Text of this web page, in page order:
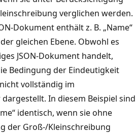
verglichen werden.
Dokument enthält z. B. „Name“
gleichen Ebene. Obwohl es
JSON-Dokument handelt,
Bedingung der Eindeutigkeit
vollständig im
In diesem Beispiel sind
identisch, wenn sie ohne
der Groß-/Kleinschreibung